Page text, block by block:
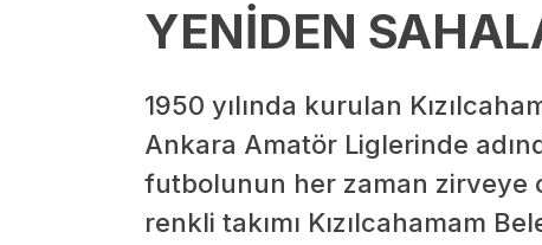
YENİDEN
1950 yılında kurulan
Ankara Amatör Liglerinde
futbolunun her zaman zirveye
renkli takımı Kızılcahamam